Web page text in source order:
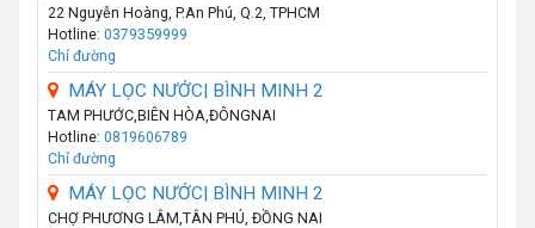
22 Nguyễn Hoàng, P.An Phú, Q.2, TPHCM
Hotline: 0379359999
Chỉ đường
MÁY LỌC NƯỚC| BÌNH MINH 2
TAM PHƯỚC,BIÊN HÒA,ĐÔNGNAI
Hotline: 0819606789
Chỉ đường
MÁY LỌC NƯỚC| BÌNH MINH 2
CHỢ PHƯƠNG LÂM,TÂN PHÚ, ĐỒNG NAI